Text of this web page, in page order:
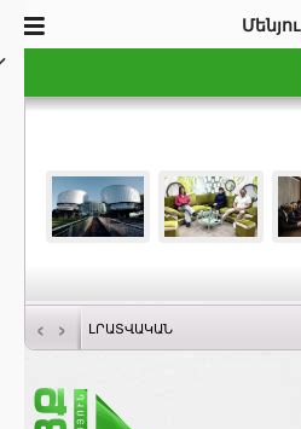
‹ › ԼՐԱՏՎԱԿԱՆ
Մենյու